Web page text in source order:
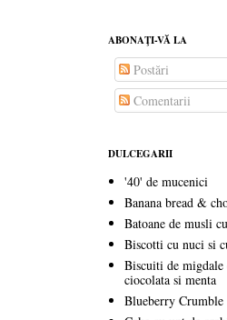
ABONAŢI-VĂ LA
Postări
Comentarii
DULCEGARII
'40' de mucenici
Banana bread &
Batoane de musli
Biscotti cu nuci si
Biscuiti de migdale
ciocolata si menta
Blueberry Crumble